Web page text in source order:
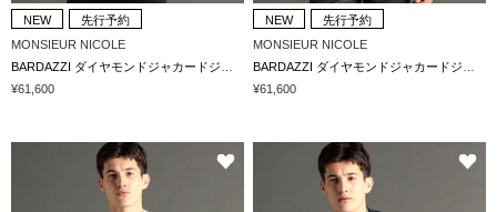
NEW
先行予約
MONSIEUR NICOLE
¥61,600
NEW
先行予約
MONSIEUR NICOLE
¥61,600